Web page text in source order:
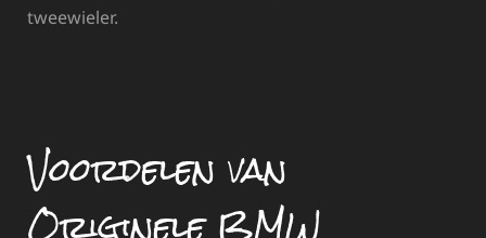
tweewieler.
Voordelen van